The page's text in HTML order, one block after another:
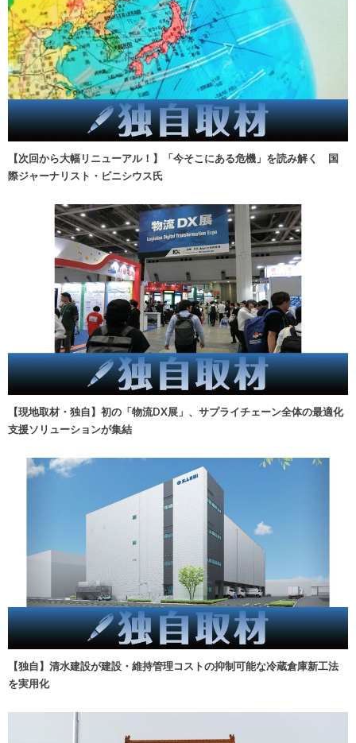
【次回から大幅リニューアル！】「今そこにある危機」を読み解く 国
際ジャーナリスト・ビニシウス氏
【現地取材・独自】初の「物流DX展」、サプライチェーン全体の最適化
支援ソリューションが集結
【独自】清水建設が建設・維持管理コストの抑制可能な冷蔵倉庫新工法
を実用化